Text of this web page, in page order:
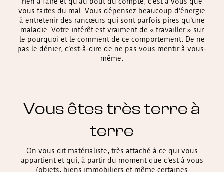
vous faites du mal. Vous dépensez beaucoup d’énergie
à entretenir des rancœurs qui sont parfois pires qu’une
maladie. Votre intérêt est vraiment de « travailler » sur
le pourquoi et le comment de ce comportement. De ne
pas le dénier, c’est-à-dire de ne pas vous mentir à vous-
même.
Vous êtes très terre à
terre
On vous dit matérialiste, très attaché à ce qui vous
appartient et qui, à partir du moment que c’est à vous
(objets, biens immobiliers et même certaines